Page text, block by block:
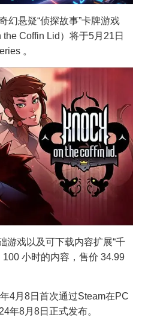
幻悬疑“侦探故事”卡牌游戏
Coffin Lid）将于5月21日
。
游戏以及可下载内容扩展“千
小时的内容，售价 34.99
4月8日首次通过Steam在PC
年8月8日正式发布。